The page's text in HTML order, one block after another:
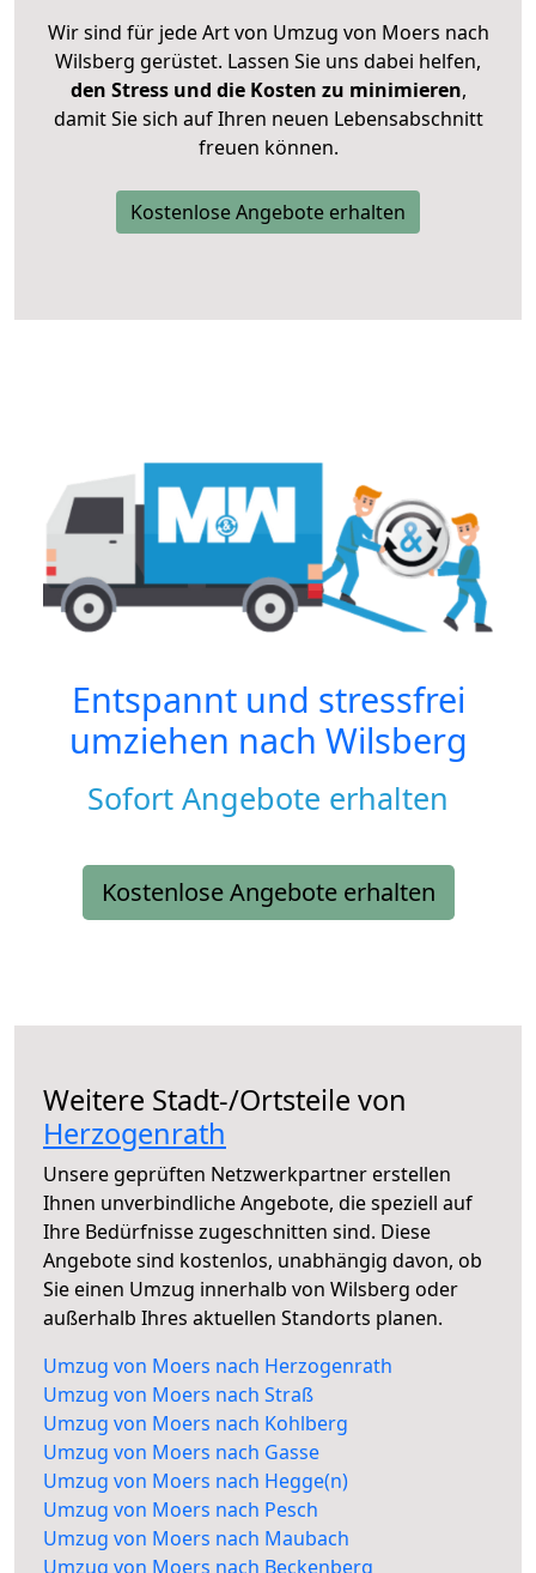
Wir sind für jede Art von Umzug von Moers nach
Wilsberg gerüstet. Lassen Sie uns dabei helfen,
den Stress und die Kosten zu minimieren,
damit Sie sich auf Ihren neuen Lebensabschnitt
freuen können.
Kostenlose Angebote erhalten
Entspannt und stressfrei
umziehen nach Wilsberg
Sofort Angebote erhalten
Kostenlose Angebote erhalten
Weitere Stadt-/Ortsteile von
Herzogenrath
Unsere geprüften Netzwerkpartner erstellen
Ihnen unverbindliche Angebote, die speziell auf
Ihre Bedürfnisse zugeschnitten sind. Diese
Angebote sind kostenlos, unabhängig davon, ob
Sie einen Umzug innerhalb von Wilsberg oder
außerhalb Ihres aktuellen Standorts planen.
Umzug von Moers nach Herzogenrath
Umzug von Moers nach Straß
Umzug von Moers nach Kohlberg
Umzug von Moers nach Gasse
Umzug von Moers nach Hegge(n)
Umzug von Moers nach Pesch
Umzug von Moers nach Maubach
Umzug von Moers nach Beckenberg